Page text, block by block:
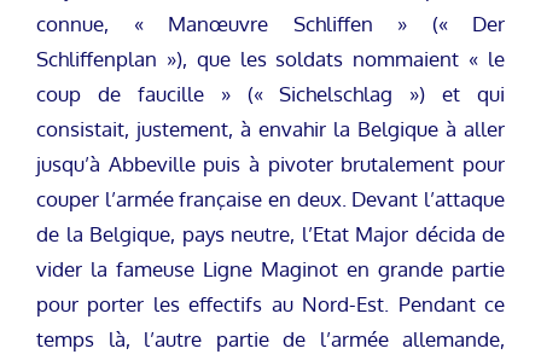
connue, « Manœuvre Schliffen » (« Der
Schliffenplan »), que les soldats nommaient « le
coup de faucille » (« Sichelschlag ») et qui
consistait, justement, à envahir la Belgique à aller
jusqu’à Abbeville puis à pivoter brutalement pour
couper l’armée française en deux. Devant l’attaque
de la Belgique, pays neutre, l’Etat Major décida de
vider la fameuse Ligne Maginot en grande partie
pour porter les effectifs au Nord-Est. Pendant ce
temps là, l’autre partie de l’armée allemande,